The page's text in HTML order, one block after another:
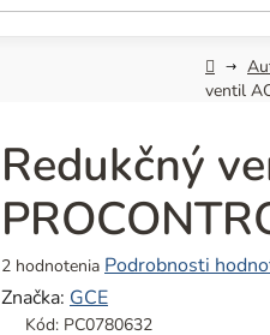
Domov
ventil
Redukčný
Priemerné
hodnotenie
produktu
2 hodnotenia Podrobnosti
Značka: GCE
Kód: PC0780632